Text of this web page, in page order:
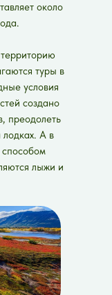
около
туры в
условия
создано
преодолеть
А в
лыжи и